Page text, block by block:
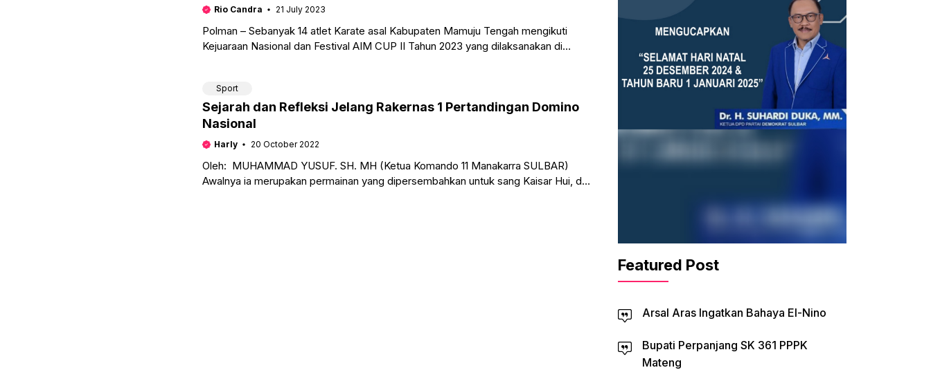
Rio Candra 21 July 2023
Polman – Sebanyak 14 atlet Karate asal Kabupaten Mamuju Tengah mengikuti
Kejuaraan Nasional dan Festival AIM CUP II Tahun 2023 yang dilaksanakan di
Sport
Sejarah dan Refleksi Jelang Rakernas 1 Pertandingan Domino
Nasional
Harly 20 October 2022
Oleh: MUHAMMAD YUSUF. SH. MH (Ketua Komando 11 Manakarra SULBAR)
Awalnya ia merupakan permainan yang dipersembahkan untuk sang Kaisar Hui, di
Featured Post
Arsal Aras Ingatkan Bahaya El-Nino
Bupati Perpanjang SK 361 PPPK
Mateng